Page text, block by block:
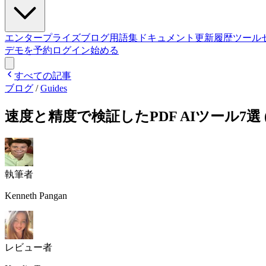
エンタープライズブログ用語集 ドキュメント 更新履歴ツール
デモを予約 ログイン始める
すべての記事
ブログ /Guides
速度と精度で検証したPDF AIツール7選
執筆者
Kenneth Pangan
レビュー者